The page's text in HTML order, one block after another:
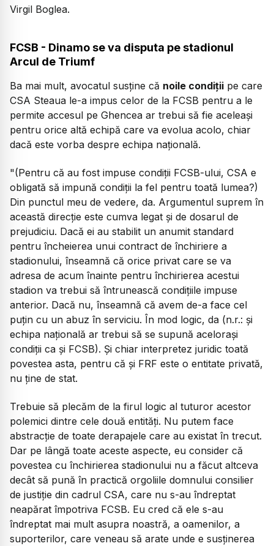
Virgil Boglea.
FCSB - Dinamo se va disputa pe stadionul
Arcul de Triumf
Ba mai mult, avocatul susține că noile condiții pe care
CSA Steaua le-a impus celor de la FCSB pentru a le
permite accesul pe Ghencea ar trebui să fie aceleași
pentru orice altă echipă care va evolua acolo, chiar
dacă este vorba despre echipa națională.
"(Pentru că au fost impuse condiții FCSB-ului, CSA e
obligată să impună condiții la fel pentru toată lumea?)
Din punctul meu de vedere, da. Argumentul suprem în
această direcție este cumva legat și de dosarul de
prejudiciu. Dacă ei au stabilit un anumit standard
pentru încheierea unui contract de închiriere a
stadionului, înseamnă că orice privat care se va
adresa de acum înainte pentru închirierea acestui
stadion va trebui să întrunească condițiile impuse
anterior. Dacă nu, înseamnă că avem de-a face cel
puțin cu un abuz în serviciu. În mod logic, da (n.r.: și
echipa națională ar trebui să se supună acelorași
condiții ca și FCSB). Și chiar interpretez juridic toată
povestea asta, pentru că și FRF este o entitate privată,
nu ține de stat.
Trebuie să plecăm de la firul logic al tuturor acestor
polemici dintre cele două entități. Nu putem face
abstracție de toate derapajele care au existat în trecut.
Dar pe lângă toate aceste aspecte, eu consider că
povestea cu închirierea stadionului nu a făcut altceva
decât să pună în practică orgoliile domnului consilier
de justiție din cadrul CSA, care nu s-au îndreptat
neapărat împotriva FCSB. Eu cred că ele s-au
îndreptat mai mult asupra noastră, a oamenilor, a
suporterilor, care veneau să arate unde e susținerea